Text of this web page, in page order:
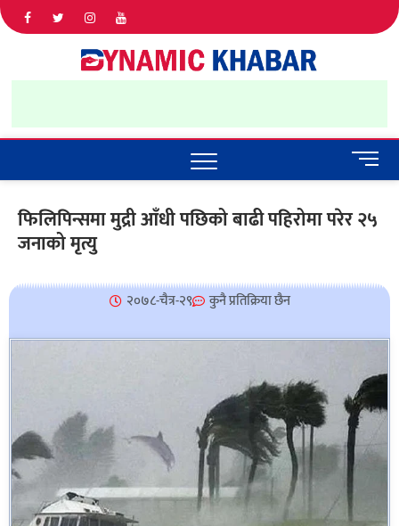
IN NEPAL
M
e
u
n
फिलिपिन्समा मुद्री आँधी पछिको बाढी पहिरोमा परेर २५
जनाको मृत्यु
२०७८-चैत्र-२९ कुनै प्रतिक्रिया छैन